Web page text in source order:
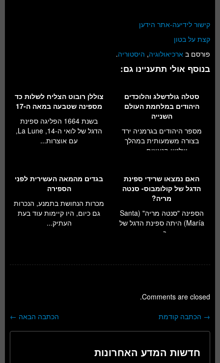
קישור לידיעה-אתר הידען
קצת על בטון
פורסם ב ארכיאולוגיה, היסטוריה.
בנוסף אולי תתעניינו גם:
סטלה גולדשלג והלוכדים
היהודים במלחמת העולם
השנייה
מספר היהודים בגרמניה ירד
בצורה משמעותית במהלך
שלטון הנאצים- ...
צוללן רובוט הצליח לשלות כד
מספינה שטבעה במאה ה-17
בשנת 1664 הפליגה ספינת
הדגל של לואי ה-14, La Lune,
עם אוצרות...
האם נמצאו שרידי ספינת
הדגל של קולומבוס- סנטה
מריה?
הספינה "סנטה מריה" (Santa
María) היתה ספינת הדגל של
כ...
בגדים מהמאה העשירית לפני
הספירה
מכרות הנחושת בתמנע, הנכרות
גם כיום, היו קיימות עוד בעת
העתיק...
Comments are closed.
ניווט בפוסטים הכתבה הבאה ← → הכתבה קודמת
חדשות המדע האחרונות